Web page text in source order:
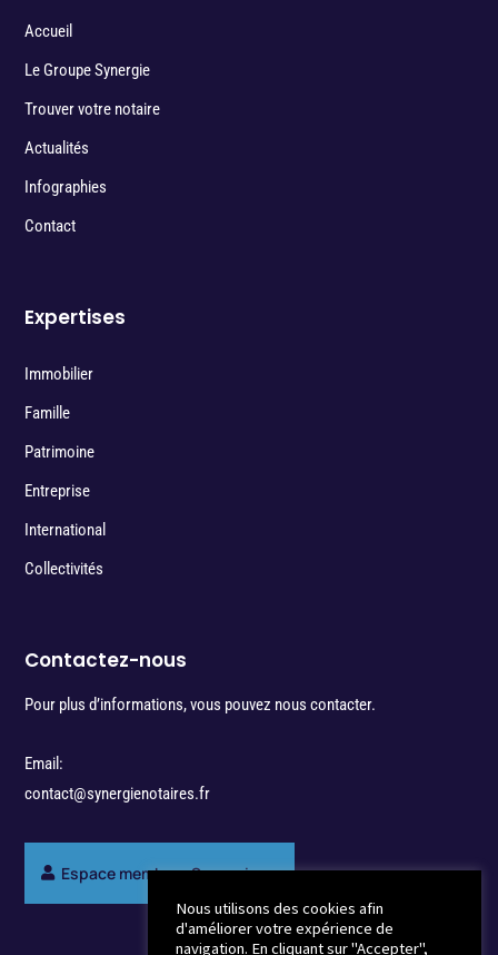
Accueil
Le Groupe Synergie
Trouver votre notaire
Actualités
Infographies
Contact
Expertises
Immobilier
Famille
Patrimoine
Entreprise
International
Collectivités
Contactez-nous
Pour plus d’informations, vous pouvez nous contacter.
Email:
contact@synergienotaires.fr
Espace membres Synergie
Nous utilisons des cookies afin
d'améliorer votre expérience de
navigation. En cliquant sur "Accepter",